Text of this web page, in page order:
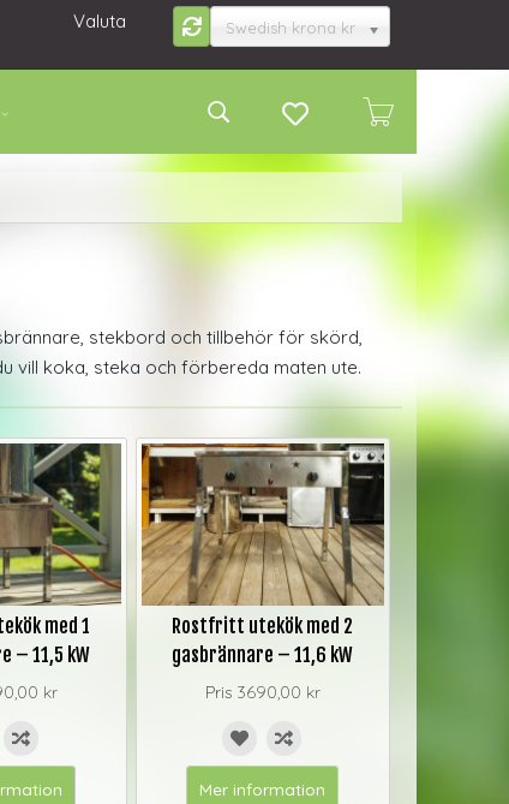
Valuta Swedish krona kr
stekbord och tillbehör för skörd,
vill koka, steka och förbereda maten ute.
med 1
– 11,5 kW
kr
Rostfritt utekök med 2
gasbrännare – 11,6 kW
Pris 3690,00 kr
Mer information